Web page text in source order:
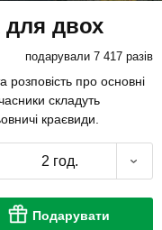
для двох
подарували 7 417 разів
розповість про основні
складуть
краєвиди.
2 год.
Подарувати